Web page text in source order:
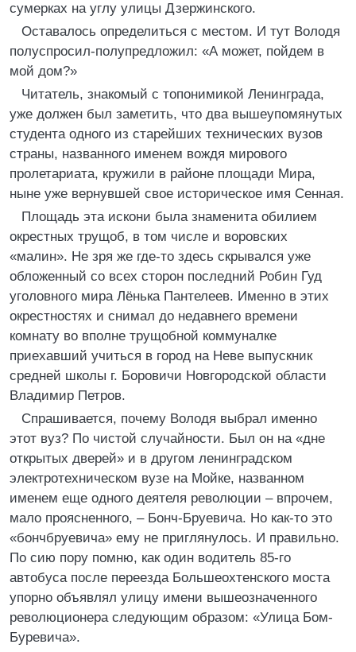
сумерках на углу улицы Дзержинского.
Оставалось определиться с местом. И тут Володя
полуспросил-полупредложил: «А может, пойдем в
мой дом?»
Читатель, знакомый с топонимикой Ленинграда,
уже должен был заметить, что два вышеупомянутых
студента одного из старейших технических вузов
страны, названного именем вождя мирового
пролетариата, кружили в районе площади Мира,
ныне уже вернувшей свое историческое имя Сенная.
Площадь эта искони была знаменита обилием
окрестных трущоб, в том числе и воровских
«малин». Не зря же где-то здесь скрывался уже
обложенный со всех сторон последний Робин Гуд
уголовного мира Лёнька Пантелеев. Именно в этих
окрестностях и снимал до недавнего времени
комнату во вполне трущобной коммуналке
приехавший учиться в город на Неве выпускник
средней школы г. Боровичи Новгородской области
Владимир Петров.
Спрашивается, почему Володя выбрал именно
этот вуз? По чистой случайности. Был он на «дне
открытых дверей» и в другом ленинградском
электротехническом вузе на Мойке, названном
именем еще одного деятеля революции – впрочем,
мало проясненного, – Бонч-Бруевича. Но как-то это
«бончбруевича» ему не приглянулось. И правильно.
По сию пору помню, как один водитель 85-го
автобуса после переезда Большеохтенского моста
упорно объявлял улицу имени вышеозначенного
революционера следующим образом: «Улица Бом-
Буревича».